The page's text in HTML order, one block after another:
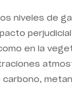
niveles de
en la
carbono,